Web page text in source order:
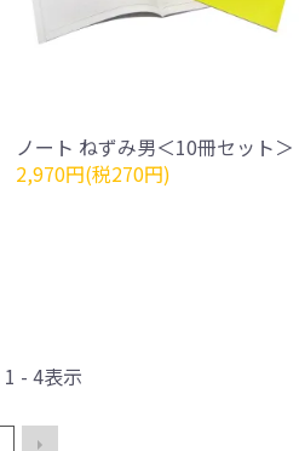
ノート ねずみ男＜10冊セット＞
2,970円(税270円)
1 - 4表示